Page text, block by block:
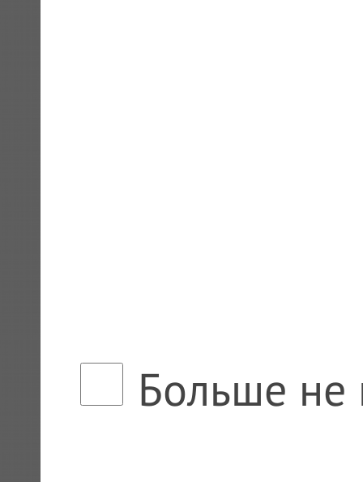
Больше не